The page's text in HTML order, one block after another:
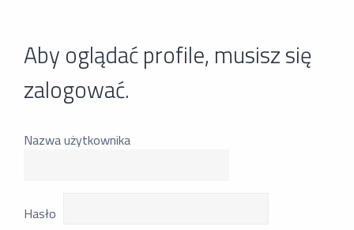
Aby oglądać profile, musisz się
zalogować.
Nazwa użytkownika
Hasło